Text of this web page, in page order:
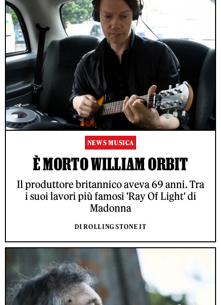
NEWS MUSICA
È MORTO WILLIAM ORBIT
Il produttore britannico aveva 69 anni. Tra
i suoi lavori più famosi 'Ray Of Light' di
Madonna
DI ROLLING STONE IT